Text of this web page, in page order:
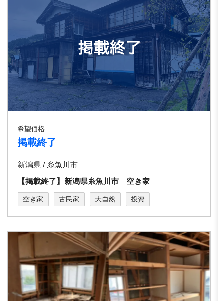
希望価格
掲載終了
新潟県 / 糸魚川市
【掲載終了】新潟県糸魚川市 空き家
空き家 古民家 大自然 投資